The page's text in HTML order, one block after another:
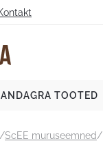
TOOTED
/ScEE muruseemned/